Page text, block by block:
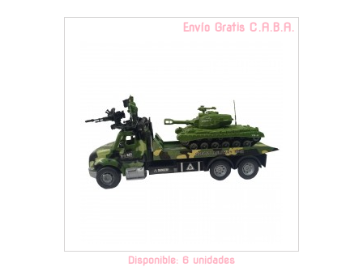
Envío Gratis C.A.B.A.
Disponible: 6 unidades